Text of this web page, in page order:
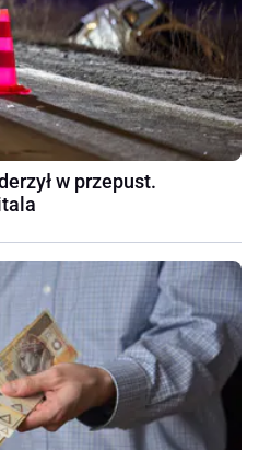
w przepust.